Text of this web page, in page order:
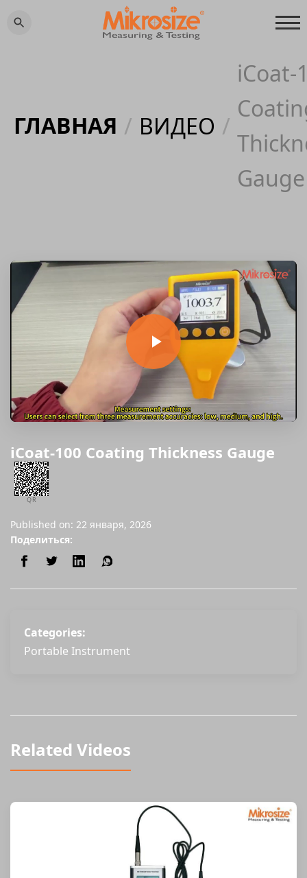
ГЛАВНАЯ / ВИДЕО /
iCoat-
Gauge
iCoat-100 Coating Thickness Gauge
QR
Published on: 22 января, 2026
Поделиться:
Categories:
Portable Instrument
Related Videos